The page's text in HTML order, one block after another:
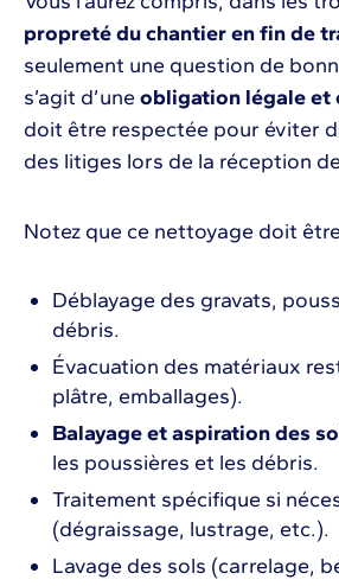
propreté du chantier en fin de
seulement une question de
s’agit d’une obligation légale et
doit être respectée pour éviter
des litiges lors de la réception
Notez que ce nettoyage doit
Déblayage des gravats,
débris.
Évacuation des matériaux
plâtre, emballages).
Balayage et aspiration des
les poussières et les débris.
Traitement spécifique si
(dégraissage, lustrage, etc.).
Lavage des sols (carrelage,